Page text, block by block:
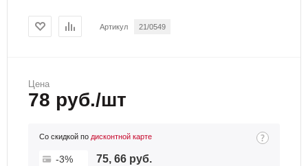
Артикул 21/0549
Цена
78 руб./шт
Со скидкой по дисконтной карте
-3% 75, 66 руб.